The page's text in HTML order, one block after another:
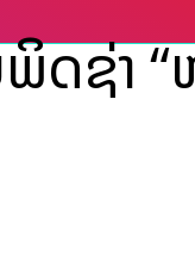
ດຊ່າ